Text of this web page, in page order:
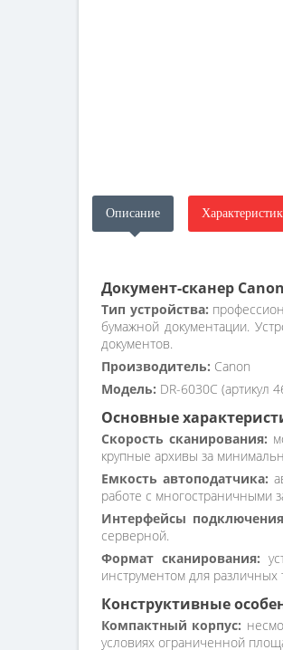
Описание
Документ-сканер
Тип устройства:
бумажной документации.
документов.
Производитель: Canon
Модель: DR-6030С (артикул
Основные
Скорость сканирования:
крупные архивы за
Емкость автоподатчика:
работе с многостраничными
Интерфейсы
серверной.
Формат сканирования:
инструментом для различных
Конструктивные
Компактный корпус:
условиях ограниченной